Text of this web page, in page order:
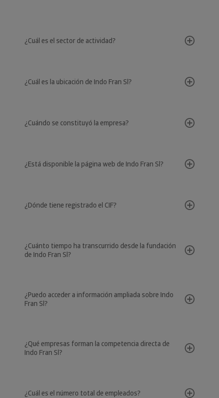
¿Cuál es el sector de actividad?
¿Cuál es la ubicación de Indo Fran Sl?
¿Cuándo se constituyó la empresa?
¿Está disponible la página web de Indo Fran Sl?
¿Dónde tiene registrado el CIF?
¿Cuánto tiempo ha transcurrido desde la fundación
de Indo Fran Sl?
¿Puedo acceder a información ampliada sobre Indo
Fran Sl?
¿Qué empresas forman la competencia directa de
Indo Fran Sl?
¿Cuál es el número total de empleados?